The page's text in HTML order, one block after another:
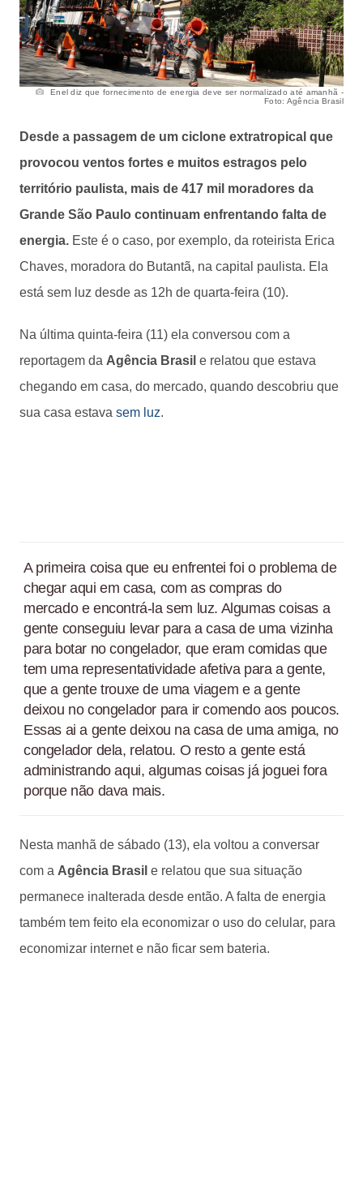
Enel diz que fornecimento de energia deve ser normalizado até amanhã -
Foto: Agência Brasil
Desde a passagem de um ciclone extratropical que
provocou ventos fortes e muitos estragos pelo
território paulista, mais de 417 mil moradores da
Grande São Paulo continuam enfrentando falta de
energia. Este é o caso, por exemplo, da roteirista Erica
Chaves, moradora do Butantã, na capital paulista. Ela
está sem luz desde as 12h de quarta-feira (10).
Na última quinta-feira (11) ela conversou com a
reportagem da Agência Brasil e relatou que estava
chegando em casa, do mercado, quando descobriu que
sua casa estava sem luz.
A primeira coisa que eu enfrentei foi o problema de
chegar aqui em casa, com as compras do
mercado e encontrá-la sem luz. Algumas coisas a
gente conseguiu levar para a casa de uma vizinha
para botar no congelador, que eram comidas que
tem uma representatividade afetiva para a gente,
que a gente trouxe de uma viagem e a gente
deixou no congelador para ir comendo aos poucos.
Essas ai a gente deixou na casa de uma amiga, no
congelador dela, relatou. O resto a gente está
administrando aqui, algumas coisas já joguei fora
porque não dava mais.
Nesta manhã de sábado (13), ela voltou a conversar
com a Agência Brasil e relatou que sua situação
permanece inalterada desde então. A falta de energia
também tem feito ela economizar o uso do celular, para
economizar internet e não ficar sem bateria.